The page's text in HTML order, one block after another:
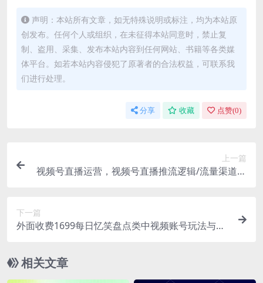
声明：本站所有文章，如无特殊说明或标注，均为本站原
创发布。任何个人或组织，在未征得本站同意时，禁止复
制、盗用、采集、发布本站内容到任何网站、书籍等各类媒
体平台。如若本站内容侵犯了原著者的合法权益，可联系我
们进行处理。
分享 收藏 点赞(0)
上一篇
视频号直播运营，视频号直播推流逻辑/流量渠道解
下一篇
外面收费1699每日忆笑盘点类中视频账号玩法与技
相关文章